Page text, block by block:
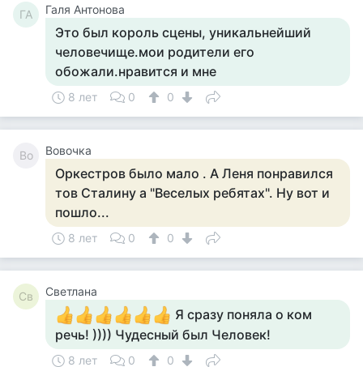
ГА Галя Антонова
Это был король сцены, уникальнейший
человечище.мои родители его
обожали.нравится и мне
8 лет 0 0
Во Вовочка
Оркестров было мало . А Леня понравился
тов Сталину а "Веселых ребятах". Ну вот и
пошло...
8 лет 0 0
Св Светлана
Я сразу поняла о ком
речь! )))) Чудесный был Человек!
8 лет 0 0